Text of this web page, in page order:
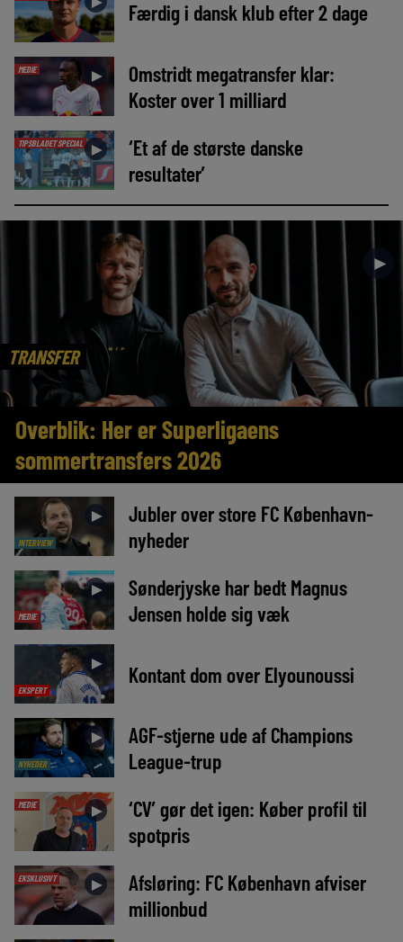
Færdig i dansk klub efter 2 dage
MEDIE ►
Omstridt megatransfer klar:
Koster over 1 milliard
TIPSBLADET SPECIAL ►
‘Et af de største danske
resultater’
TRANSFER
►
Overblik: Her er Superligaens
sommertransfers 2026
INTERVIEW
►
Jubler over store FC København-
nyheder
MEDIE
►
Sønderjyske har bedt Magnus
Jensen holde sig væk
EKSPERT
► Kontant dom over Elyounoussi
NYHEDER
►
AGF-stjerne ude af Champions
League-trup
MEDIE ►
‘CV’ gør det igen: Køber profil til
spotpris
EKSKLUSIVT ►
Afsløring: FC København afviser
millionbud